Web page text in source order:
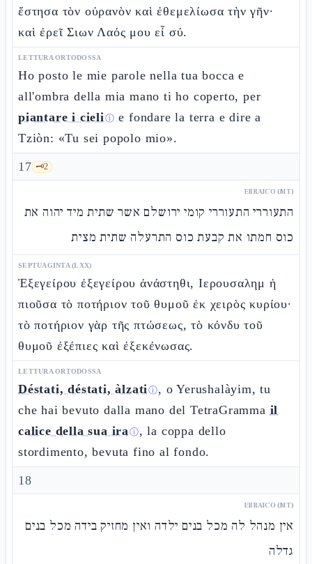
ἔστησα τὸν οὐρανὸν καὶ ἐθεμελίωσα τὴν γῆν·
καὶ ἐρεῖ Σιων Λαός μου εἶ σύ.
LETTURA ORTODOSSA
Ho posto le mie parole nella tua bocca e
all'ombra della mia mano ti ho coperto, per
piantare i cieliⓘ e fondare la terra e dire a
Tziòn: «Tu sei popolo mio».
17 🗝️2
EBRAICO (MT)
התעוררי התעוררי קומי ירושלם אשר שתית מיד יהוה את
כוס חמתו את קבעת כוס התרעלה שתית מצית
SEPTUAGINTA (LXX)
Ἐξεγείρου ἐξεγείρου ἀνάστηθι, Ιερουσαλημ ἡ
πιοῦσα τὸ ποτήριον τοῦ θυμοῦ ἐκ χειρὸς κυρίου·
τὸ ποτήριον γὰρ τῆς πτώσεως, τὸ κόνδυ τοῦ
θυμοῦ ἐξέπιες καὶ ἐξεκένωσας.
LETTURA ORTODOSSA
Déstati, déstati, àlzatiⓘ, o Yerushalàyim, tu
che hai bevuto dalla mano del TetraGramma il
calice della sua iraⓘ, la coppa dello
stordimento, bevuta fino al fondo.
18
EBRAICO (MT)
אין מנהל לה מכל בנים ילדה ואין מחזיק בידה מכל בנים
גדלה